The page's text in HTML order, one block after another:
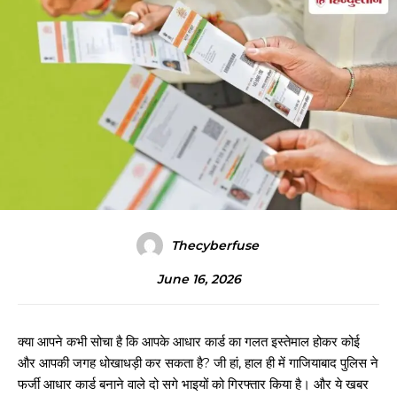
Thecyberfuse
June 16, 2026
क्या आपने कभी सोचा है कि आपके आधार कार्ड का गलत इस्तेमाल होकर कोई
और आपकी जगह धोखाधड़ी कर सकता है? जी हां, हाल ही में गाजियाबाद पुलिस ने
फर्जी आधार कार्ड बनाने वाले दो सगे भाइयों को गिरफ्तार किया है। और ये खबर